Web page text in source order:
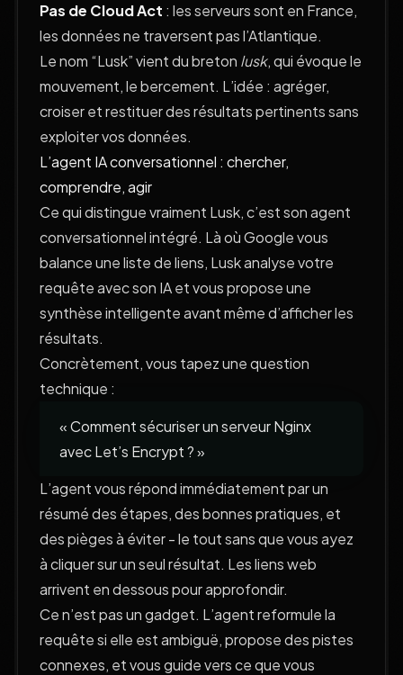
Pas de Cloud Act : les serveurs sont en France,
les données ne traversent pas l’Atlantique.
Le nom “Lusk” vient du breton lusk, qui évoque le
mouvement, le bercement. L’idée : agréger,
croiser et restituer des résultats pertinents sans
exploiter vos données.
L’agent IA conversationnel : chercher,
comprendre, agir
Ce qui distingue vraiment Lusk, c’est son agent
conversationnel intégré. Là où Google vous
balance une liste de liens, Lusk analyse votre
requête avec son IA et vous propose une
synthèse intelligente avant même d’afficher les
résultats.
Concrètement, vous tapez une question
technique :
« Comment sécuriser un serveur Nginx
avec Let’s Encrypt ? »
L’agent vous répond immédiatement par un
résumé des étapes, des bonnes pratiques, et
des pièges à éviter - le tout sans que vous ayez
à cliquer sur un seul résultat. Les liens web
arrivent en dessous pour approfondir.
Ce n’est pas un gadget. L’agent reformule la
requête si elle est ambiguë, propose des pistes
connexes, et vous guide vers ce que vous